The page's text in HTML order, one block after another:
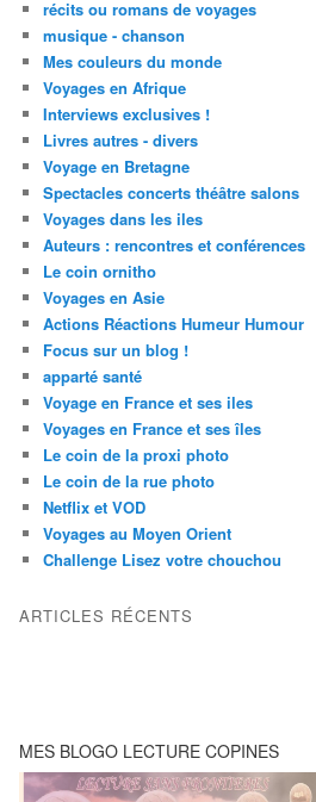
récits ou romans de voyages
musique - chanson
Mes couleurs du monde
Voyages en Afrique
Interviews exclusives !
Livres autres - divers
Voyage en Bretagne
Spectacles concerts théâtre salons
Voyages dans les iles
Auteurs : rencontres et conférences
Le coin ornitho
Voyages en Asie
Actions Réactions Humeur Humour
Focus sur un blog !
apparté santé
Voyage en France et ses iles
Voyages en France et ses îles
Le coin de la proxi photo
Le coin de la rue photo
Netflix et VOD
Voyages au Moyen Orient
Challenge Lisez votre chouchou
ARTICLES RÉCENTS
MES BLOGO LECTURE COPINES